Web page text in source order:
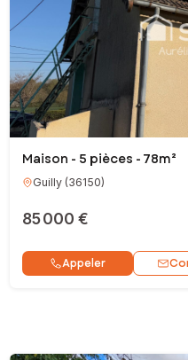
Maison - 5 pièces - 78m²
Guilly(36150)
85 000 €
Appeler